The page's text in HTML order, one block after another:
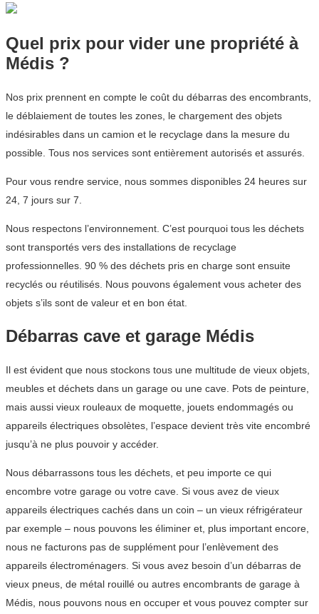
Quel prix pour vider une propriété à
Médis ?
Nos prix prennent en compte le coût du débarras des encombrants,
le déblaiement de toutes les zones, le chargement des objets
indésirables dans un camion et le recyclage dans la mesure du
possible. Tous nos services sont entièrement autorisés et assurés.
Pour vous rendre service, nous sommes disponibles 24 heures sur
24, 7 jours sur 7.
Nous respectons l’environnement. C’est pourquoi tous les déchets
sont transportés vers des installations de recyclage
professionnelles. 90 % des déchets pris en charge sont ensuite
recyclés ou réutilisés. Nous pouvons également vous acheter des
objets s’ils sont de valeur et en bon état.
Débarras cave et garage Médis
Il est évident que nous stockons tous une multitude de vieux objets,
meubles et déchets dans un garage ou une cave. Pots de peinture,
mais aussi vieux rouleaux de moquette, jouets endommagés ou
appareils électriques obsolètes, l’espace devient très vite encombré
jusqu’à ne plus pouvoir y accéder.
Nous débarrassons tous les déchets, et peu importe ce qui
encombre votre garage ou votre cave. Si vous avez de vieux
appareils électriques cachés dans un coin – un vieux réfrigérateur
par exemple – nous pouvons les éliminer et, plus important encore,
nous ne facturons pas de supplément pour l’enlèvement des
appareils électroménagers. Si vous avez besoin d’un débarras de
vieux pneus, de métal rouillé ou autres encombrants de garage à
Médis, nous pouvons nous en occuper et vous pouvez compter sur